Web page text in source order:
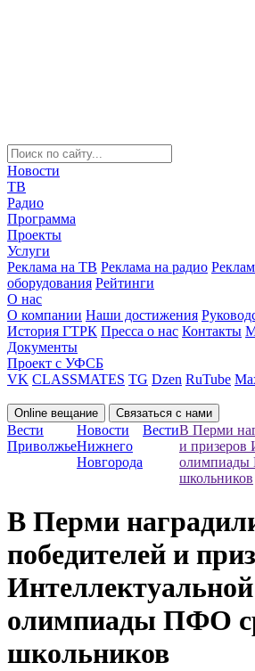
Новости
ТВ
Радио
Программа
Проекты
Услуги
Реклама на ТВ Реклама на радио
оборудования Рейтинги
О нас
О компании Наши достижения
История ГТРК Пресса о нас Контакты
Документы
Проект с УФСБ
VK CLASSMATES TG Dzen RuTube
Online вещание Связаться с нами
Вести
Приволжье
Новости
Нижнего
Новгорода
ВестиВ Перми
и призеров
школьников
В Перми
победителей и
Интеллектуальной
олимпиады ПФО
школьников